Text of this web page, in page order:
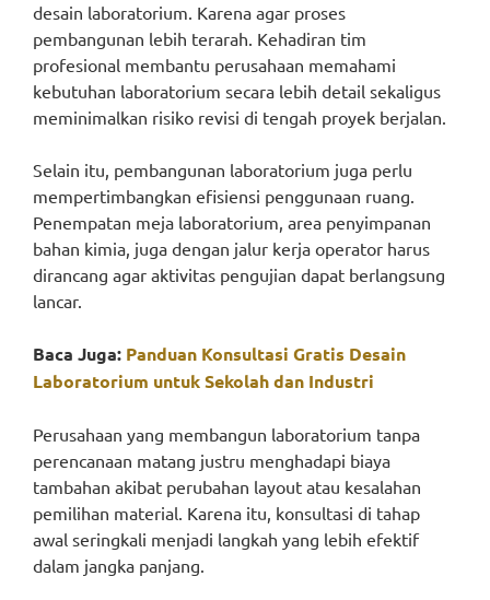
desain laboratorium. Karena agar proses
pembangunan lebih terarah. Kehadiran tim
profesional membantu perusahaan memahami
kebutuhan laboratorium secara lebih detail sekaligus
meminimalkan risiko revisi di tengah proyek berjalan.
Selain itu, pembangunan laboratorium juga perlu
mempertimbangkan efisiensi penggunaan ruang.
Penempatan meja laboratorium, area penyimpanan
bahan kimia, juga dengan jalur kerja operator harus
dirancang agar aktivitas pengujian dapat berlangsung
lancar.
Baca Juga: Panduan Konsultasi Gratis Desain
Laboratorium untuk Sekolah dan Industri
Perusahaan yang membangun laboratorium tanpa
perencanaan matang justru menghadapi biaya
tambahan akibat perubahan layout atau kesalahan
pemilihan material. Karena itu, konsultasi di tahap
awal seringkali menjadi langkah yang lebih efektif
dalam jangka panjang.